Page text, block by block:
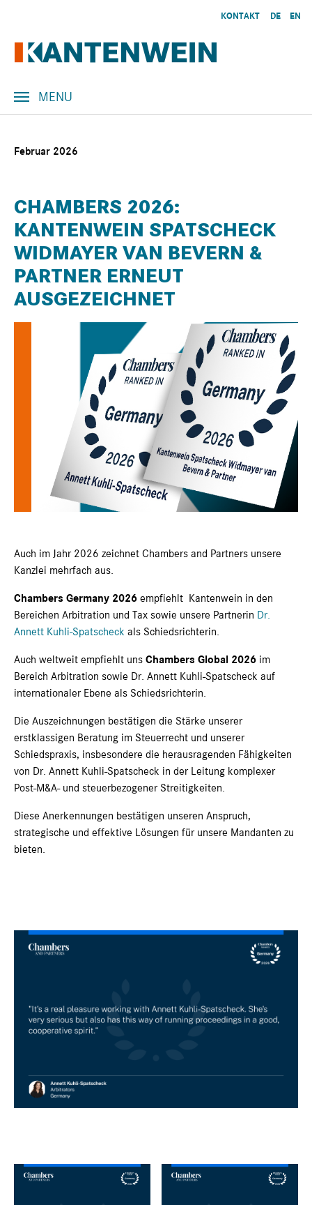
KONTAKT DE EN
MENU
Februar 2026
CHAMBERS 2026:
KANTENWEIN SPATSCHECK
WIDMAYER VAN BEVERN &
PARTNER ERNEUT
AUSGEZEICHNET
Auch im Jahr 2026 zeichnet Chambers and Partners unsere
Kanzlei mehrfach aus.
Chambers Germany 2026 empfiehlt Kantenwein in den
Bereichen Arbitration und Tax sowie unsere Partnerin Dr.
Annett Kuhli-Spatscheck als Schiedsrichterin.
Auch weltweit empfiehlt uns Chambers Global 2026 im
Bereich Arbitration sowie Dr. Annett Kuhli-Spatscheck auf
internationaler Ebene als Schiedsrichterin.
Die Auszeichnungen bestätigen die Stärke unserer
erstklassigen Beratung im Steuerrecht und unserer
Schiedspraxis, insbesondere die herausragenden Fähigkeiten
von Dr. Annett Kuhli-Spatscheck in der Leitung komplexer
Post-M&A- und steuerbezogener Streitigkeiten.
Diese Anerkennungen bestätigen unseren Anspruch,
strategische und effektive Lösungen für unsere Mandanten zu
bieten.